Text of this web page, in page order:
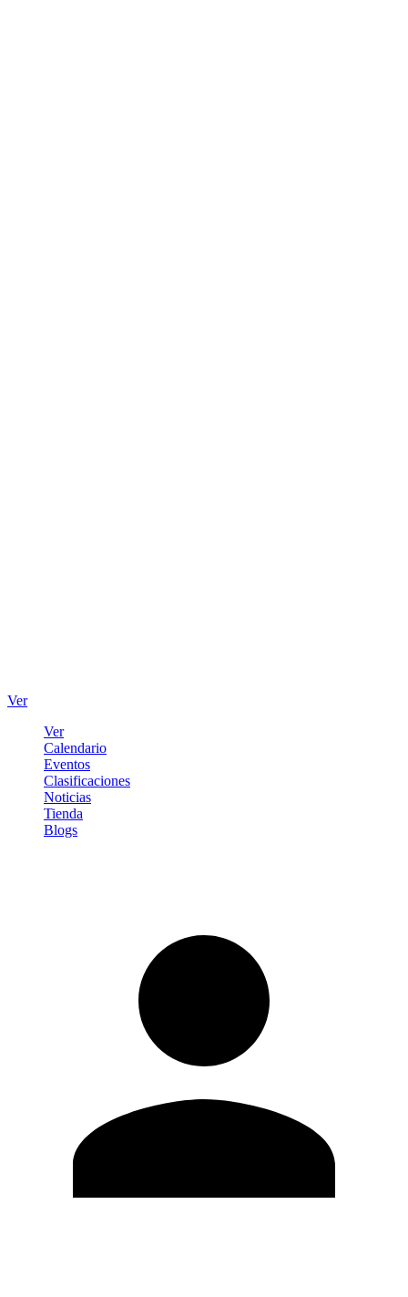
Ver
Ver
Calendario
Eventos
Clasificaciones
Noticias
Tienda
Blogs